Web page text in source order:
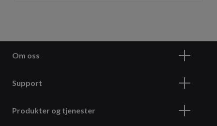
Om oss
Support
Produkter og tjenester